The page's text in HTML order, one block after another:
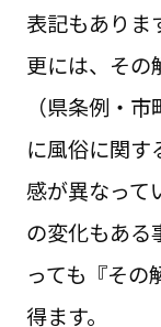
表記もありま
更には、その
（県条例・
に風俗に関す
感が異なって
の変化もある
っても『その
得ます。